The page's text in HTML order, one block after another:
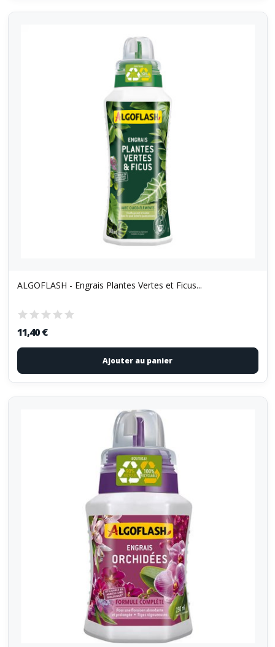
ALGOFLASH - Engrais Plantes Vertes et Ficus...
11,40 €
Ajouter au panier